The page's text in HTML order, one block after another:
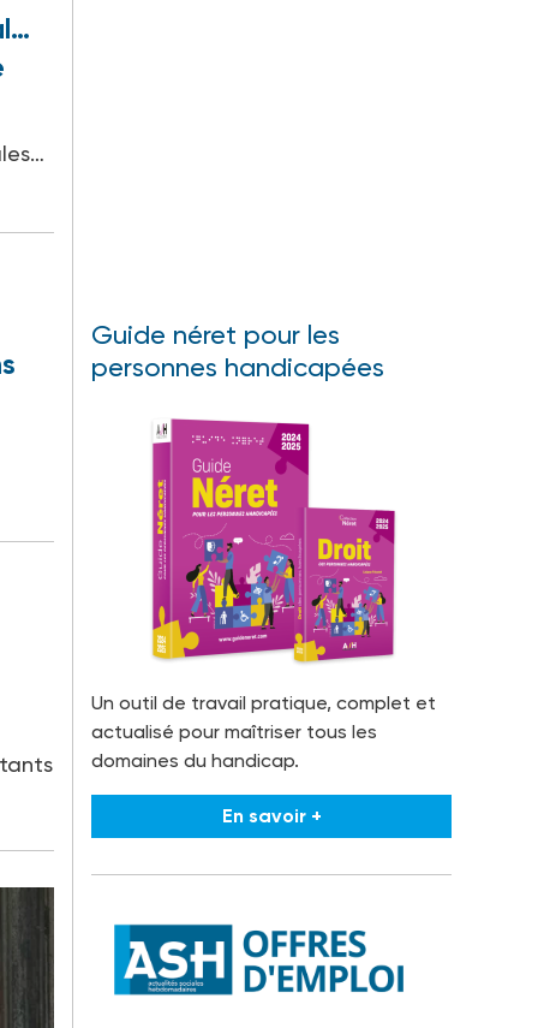
Guide néret pour les
personnes handicapées
Un outil de travail pratique, complet et
actualisé pour maîtriser tous les
domaines du handicap.
En savoir +